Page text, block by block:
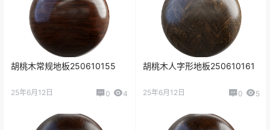
胡桃木常规地板250610155
25年6月12日 0 4
胡桃木人字形地板250610161
25年6月12日 0 5